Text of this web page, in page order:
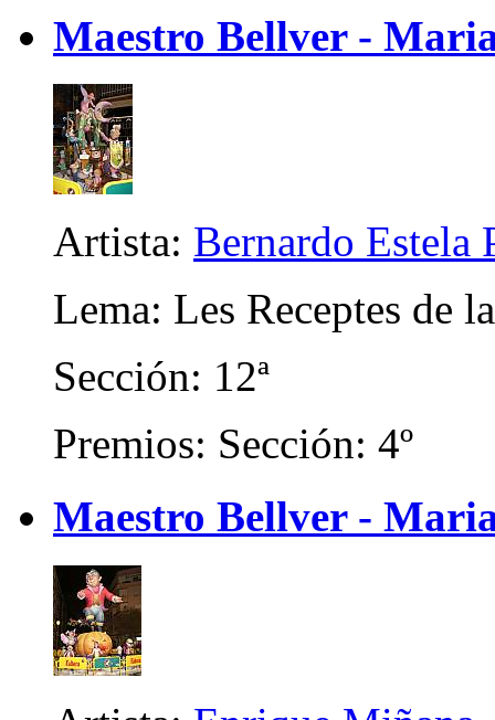
Maestro Bellver -
Artista: Bernardo Estela
Lema: Les Receptes de
Sección: 12ª
Premios: Sección: 4º
Maestro Bellver -